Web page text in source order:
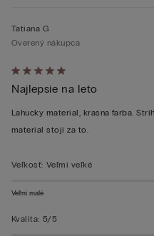
Hodnotenie:
5
z 5
Tatiana G
Overený nákupca
Najlepsie na leto
Lahucky material, krasna farba.
material stoji za to.
Veľkosť: Veľmi veľké
Veľmi malé
Kvalita: 5/5